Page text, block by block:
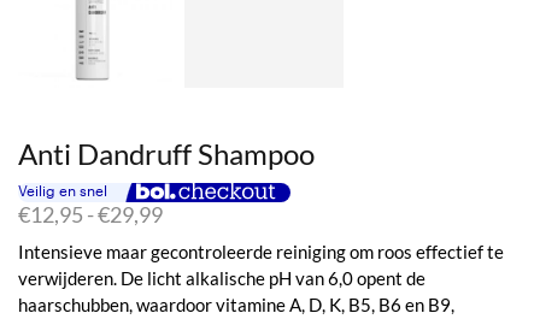
Anti Dandruff Shampoo
€12,95 -€29,99Prijsklasse:
tot
€29,99
Intensieve maar gecontroleerde reiniging om roos effectief te
verwijderen. De licht alkalische pH van 6,0 opent de
haarschubben, waardoor vitamine A, D, K, B5, B6 en B9,